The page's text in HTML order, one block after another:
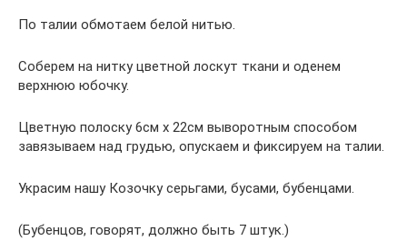
По талии обмотаем белой нитью.
Соберем на нитку цветной лоскут ткани и оденем
верхнюю юбочку.
Цветную полоску 6см х 22см выворотным способом
завязываем над грудью, опускаем и фиксируем на талии.
Украсим нашу Козочку серьгами, бусами, бубенцами.
(Бубенцов, говорят, должно быть 7 штук.)